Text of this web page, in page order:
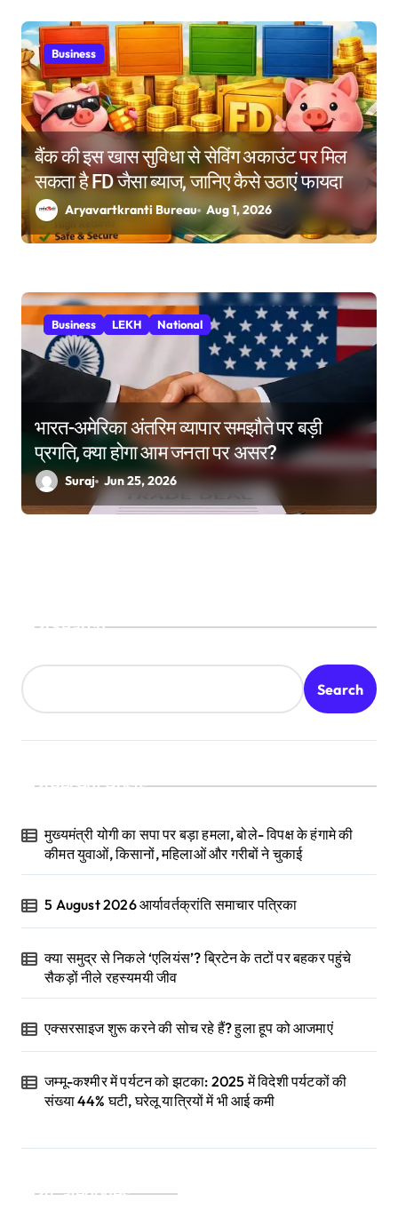
Business
बैंक की इस खास सुविधा से सेविंग अकाउंट पर मिल
सकता है FD जैसा ब्याज, जानिए कैसे उठाएं फायदा
Aryavartkranti Bureau Aug 1, 2026
Business LEKH National
भारत-अमेरिका अंतरिम व्यापार समझौते पर बड़ी
प्रगति, क्या होगा आम जनता पर असर?
Suraj Jun 25, 2026
Search
Search
Recent Posts
मुख्यमंत्री योगी का सपा पर बड़ा हमला, बोले- विपक्ष के हंगामे की
कीमत युवाओं, किसानों, महिलाओं और गरीबों ने चुकाई
5 August 2026 आर्यावर्तक्रांति समाचार पत्रिका
क्या समुद्र से निकले ‘एलियंस’? ब्रिटेन के तटों पर बहकर पहुंचे
सैकड़ों नीले रहस्यमयी जीव
एक्सरसाइज शुरू करने की सोच रहे हैं? हुला हूप को आजमाएं
जम्मू-कश्मीर में पर्यटन को झटका: 2025 में विदेशी पर्यटकों की
संख्या 44% घटी, घरेलू यात्रियों में भी आई कमी
Categories